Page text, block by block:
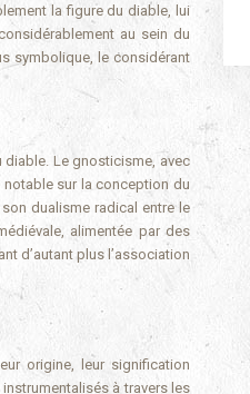
la figure du diable, lui
au sein du
symbolique, le considérant
Le gnosticisme, avec
notable sur la conception du
dualisme radical entre le
alimentée par des
d’autant plus l’association
origine, leur signification
à travers les